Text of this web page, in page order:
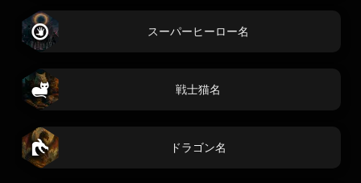
スーパーヒーロー名
戦士猫名
ドラゴン名